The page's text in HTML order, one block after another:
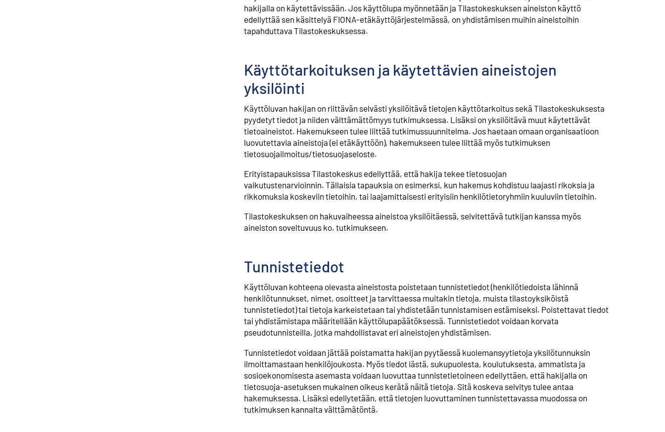
hakijalla on käytettävissään. Jos käyttölupa myönnetään ja Tilastokeskuksen aineiston käyttö
edellyttää sen käsittelyä FIONA-etäkäyttöjärjestelmässä, on yhdistämisen muihin aineistoihin
tapahduttava Tilastokeskuksessa.
Käyttötarkoituksen ja käytettävien aineistojen
yksilöinti
Käyttöluvan hakijan on riittävän selvästi yksilöitävä tietojen käyttötarkoitus sekä Tilastokeskuksesta
pyydetyt tiedot ja niiden välttämättömyys tutkimuksessa. Lisäksi on yksilöitävä muut käytettävät
tietoaineistot. Hakemukseen tulee liittää tutkimussuunnitelma. Jos haetaan omaan organisaatioon
luovutettavia aineistoja (ei etäkäyttöön), hakemukseen tulee liittää myös tutkimuksen
tietosuojailmoitus/tietosuojaseloste.
Erityistapauksissa Tilastokeskus edellyttää, että hakija tekee tietosuojan
vaikutustenarvioinnin. Tällaisia tapauksia on esimerksi, kun hakemus kohdistuu laajasti rikoksia ja
rikkomuksia koskeviin tietoihin, tai laajamittaisesti erityisiin henkilötietoryhmiin kuuluviin tietoihin.
Tilastokeskuksen on hakuvaiheessa aineistoa yksilöitäessä, selvitettävä tutkijan kanssa myös
aineiston soveltuvuus ko. tutkimukseen.
Tunnistetiedot
Käyttöluvan kohteena olevasta aineistosta poistetaan tunnistetiedot (henkilötiedoista lähinnä
henkilötunnukset, nimet, osoitteet ja tarvittaessa muitakin tietoja, muista tilastoyksiköistä
tunnistetiedot) tai tietoja karkeistetaan tai yhdistetään tunnistamisen estämiseksi. Poistettavat tiedot
tai yhdistämistapa määritellään käyttölupapäätöksessä. Tunnistetiedot voidaan korvata
pseudotunnisteilla, jotka mahdollistavat eri aineistojen yhdistämisen.
Tunnistetiedot voidaan jättää poistamatta hakijan pyytäessä kuolemansyytietoja yksilötunnuksin
ilmoittamastaan henkilöjoukosta. Myös tiedot iästä, sukupuolesta, koulutuksesta, ammatista ja
sosioekonomisesta asemasta voidaan luovuttaa tunnistetietoineen edellyttäen, että hakijalla on
tietosuoja-asetuksen mukainen oikeus kerätä näitä tietoja. Sitä koskeva selvitys tulee antaa
hakemuksessa. Lisäksi edellytetään, että tietojen luovuttaminen tunnistettavassa muodossa on
tutkimuksen kannalta välttämätöntä.